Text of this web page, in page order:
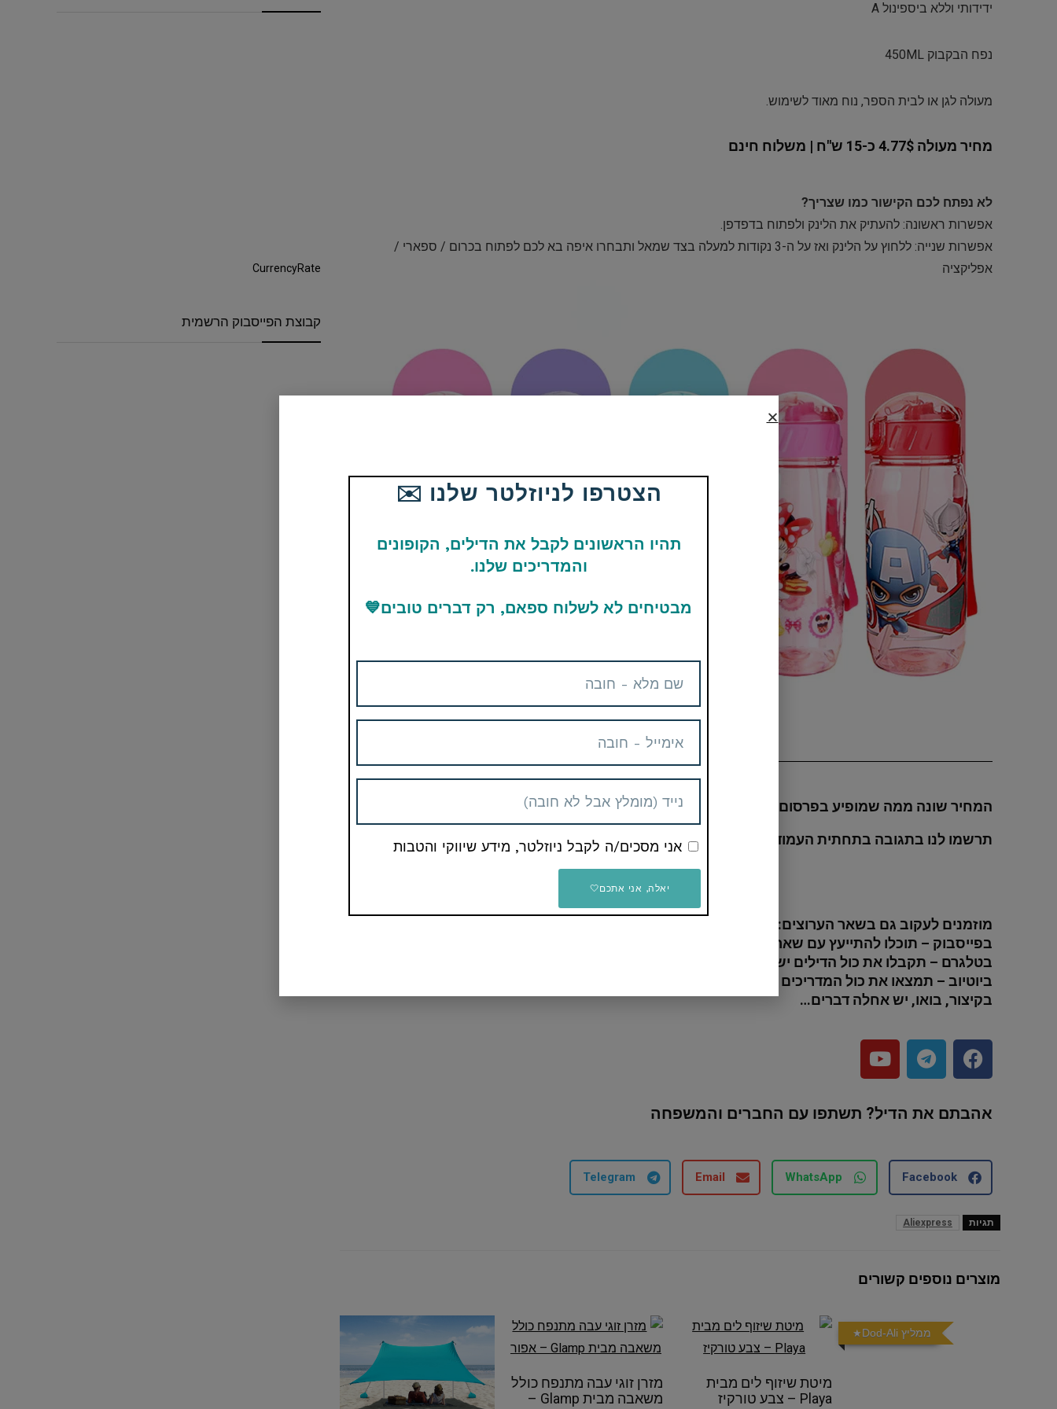
ידידותי וללא ביספינול A
נפח הבקבוק 450ML
מעולה לגן או לבית הספר, נוח מאוד לשימוש.
מחיר מעולה 4.77$ כ-15 ש"ח | משלוח חינם
לא נפתח לכם הקישור כמו שצריך?
אפשרות ראשונה: להעתיק את הלינק ולפתוח בדפדפן.
אפשרות שנייה: ללחוץ על הלינק ואז על ה-3 נקודות למעלה בצד שמאל ותבחרו איפה בא לכם לפתוח בכרום / ספארי /
אפליקציה
המחיר שונה ממה שמופיע בפרסום? הקופון לא תקף? יש לכם שאלות בנוגע לדיל?
תרשמו לנו בתגובה בתחתית העמוד מה בדיוק אתם צריכים ונשמח לעזור
מוזמנים לעקוב גם בשאר הערוצים:
בפייסבוק – תוכלו להתייעץ עם שאר החברים ולבקש מוצרים או כול דבר אחר שתרצו
בטלגרם – תקבלו את כול הדילים ישירות לנייד שלכם
ביוטיוב – תמצאו את כול המדריכים וההסברים
בקיצור, בואו, יש אחלה דברים…
אהבתם את הדיל? תשתפו עם החברים והמשפחה
Facebook
WhatsApp
Email
Telegram
תגיות Aliexpress
מוצרים נוספים קשורים
ממליץ Dod-Ali
מיטת שיזוף לים מבית
Playa – צבע טורקיז
מזרן זוגי עבה מתנפח כולל
משאבה מבית Glamp –
CurrencyRate
קבוצת הפייסבוק הרשמית
הצטרפו לניוזלטר שלנו ✉️
תהיו הראשונים לקבל את הדילים, הקופונים
והמדריכים שלנו.
מבטיחים לא לשלוח ספאם, רק דברים טובים💙
אני מסכים/ה לקבל ניוזלטר, מידע שיווקי והטבות
יאלה, אני אתכם🤍